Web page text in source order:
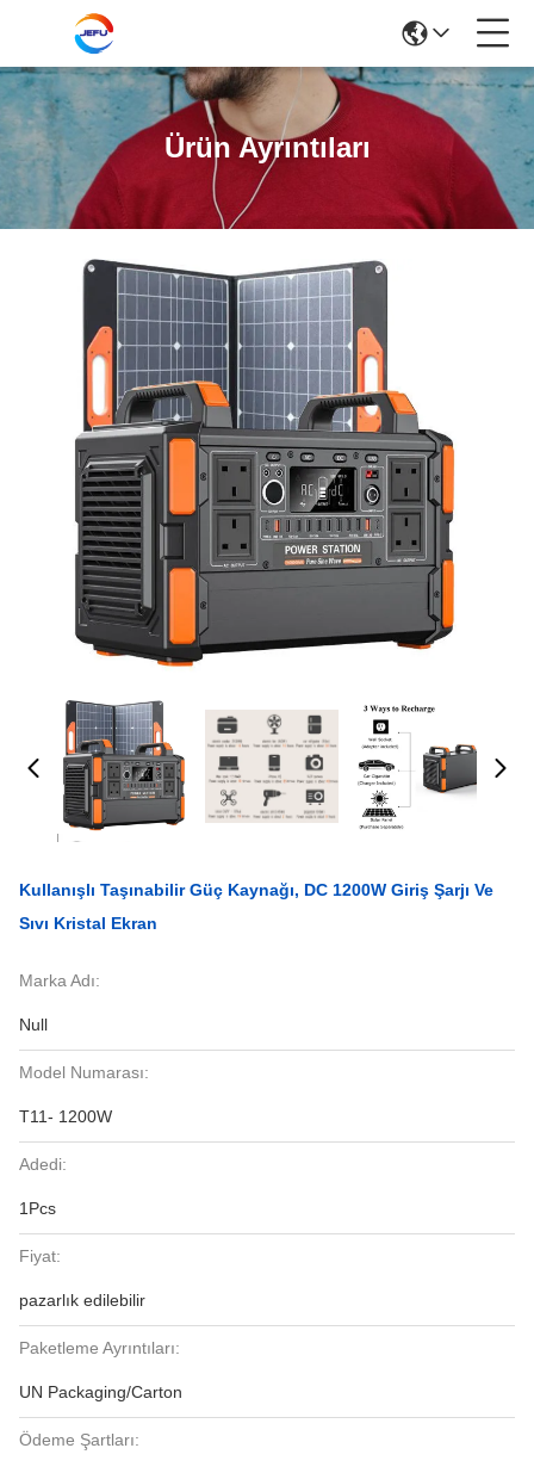
Ürün Ayrıntıları
Kullanışlı Taşınabilir Güç Kaynağı, DC 1200W Giriş Şarjı Ve
Sıvı Kristal Ekran
Marka Adı:
Null
Model Numarası:
T11- 1200W
Adedi:
1Pcs
Fiyat:
pazarlık edilebilir
Paketleme Ayrıntıları:
UN Packaging/Carton
Ödeme Şartları: